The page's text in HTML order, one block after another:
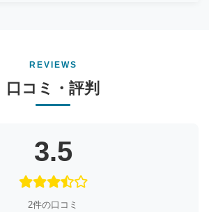
REVIEWS
口コミ・評判
3.5
2件の口コミ